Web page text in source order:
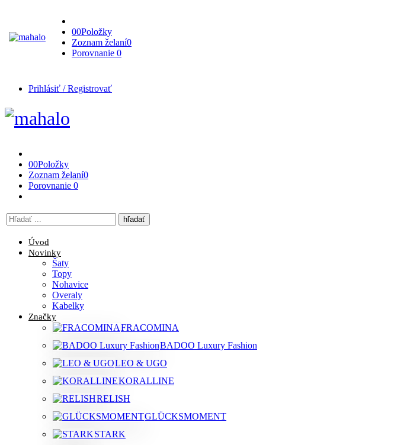
00Položky
Zoznam želaní0
Porovnanie 0
Prihlásiť / Registrovať
00Položky
Zoznam želaní0
Porovnanie 0
Vyhľadávanie
tu
Úvod
Novinky
Šaty
Topy
Nohavice
Overaly
Kabelky
Značky
FRACOMINA
BADOO Luxury Fashion
LEO & UGO
KORALLINE
RELISH
GLÜCKSMOMENT
STARK